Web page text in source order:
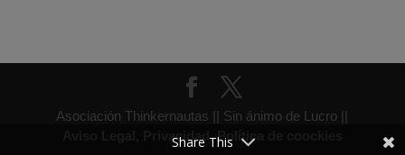
Asociación Thinkernautas || Sin ánimo de Lucro ||
Aviso Legal, Privacidad, Política de coockies
Share This